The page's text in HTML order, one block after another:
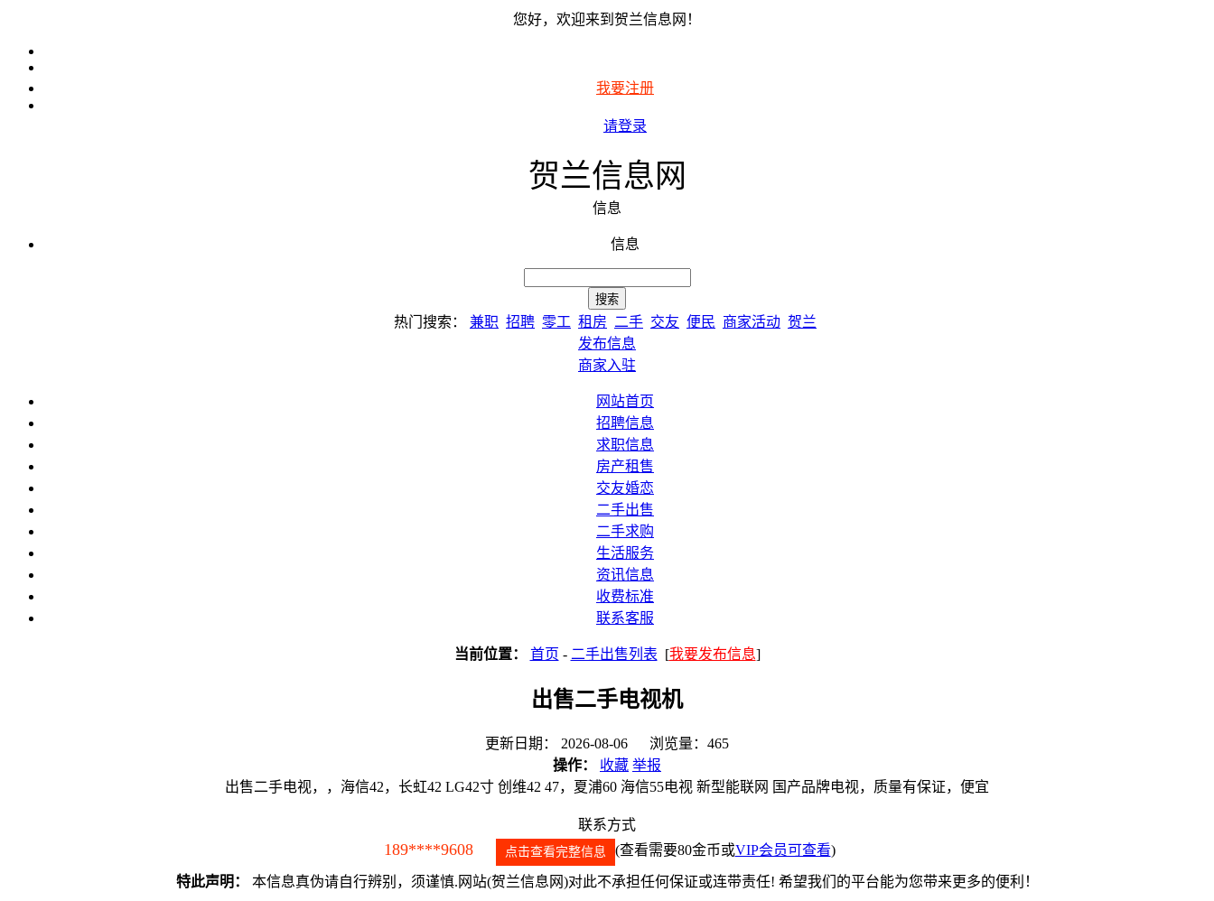
您好，欢迎来到贺兰信息网！
我要注册
请登录
贺兰信息网
信息
信息
热门搜索： 兼职 招聘 零工 租房 二手 交友 便民 商家活动 贺兰
发布信息
商家入驻
网站首页
招聘信息
求职信息
房产租售
交友婚恋
二手出售
二手求购
生活服务
资讯信息
收费标准
联系客服
当前位置： 首页 - 二手出售列表 [我要发布信息]
出售二手电视机
更新日期： 2026-08-06 浏览量：465
操作：
收藏 举报
出售二手电视，，海信42，长虹42 LG42寸 创维42 47，夏浦60 海信55电视 新型能联网 国产品牌电视，质量有保证，便宜
联系方式
189****9608 点击查看完整信息 (查看需要80金币或VIP会员可查看)
特此声明： 本信息真伪请自行辨别，须谨慎.网站(贺兰信息网)对此不承担任何保证或连带责任! 希望我们的平台能为您带来更多的便利！